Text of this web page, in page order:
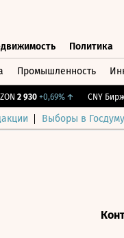
Политика
Промышленность
2 930 +0,69%↑ CNY Бирж.
Выборы в